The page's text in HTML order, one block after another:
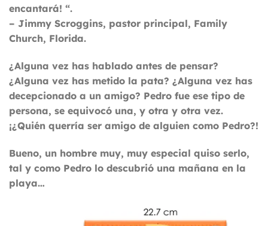
encantará! “.
– Jimmy Scroggins, pastor principal, Family
Church, Florida.
¿Alguna vez has hablado antes de pensar?
¿Alguna vez has metido la pata? ¿Alguna vez has
decepcionado a un amigo? Pedro fue ese tipo de
persona, se equivocó una, y otra y otra vez.
¡¿Quién querría ser amigo de alguien como Pedro?!
Bueno, un hombre muy, muy especial quiso serlo,
tal y como Pedro lo descubrió una mañana en la
playa…